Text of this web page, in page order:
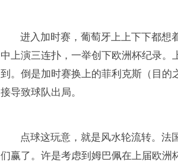
进入加时赛，葡萄牙上上下下都想
中上演三连扑，一举创下欧洲杯纪录
到。倒是加时赛换上的菲利克斯（目的
接导致球队出局。
点球这玩意，就是风水轮流转。法
们赢了。许是考虑到姆巴佩在上届欧洲